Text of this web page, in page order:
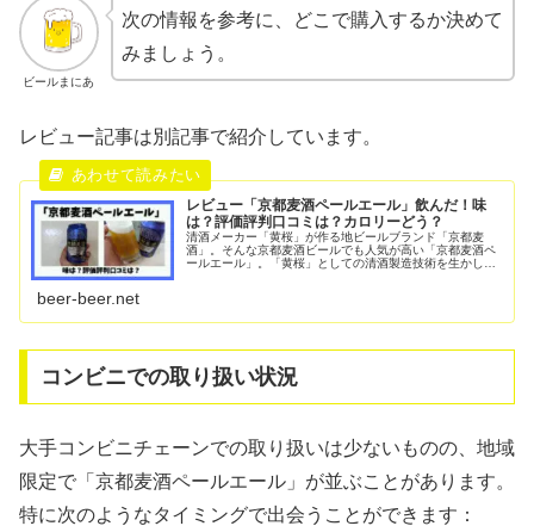
ビールまにあ
次の情報を参考に、どこで購入するか決めて
みましょう。
レビュー記事は別記事で紹介しています。
レビュー「京都麦酒ペールエール」飲んだ！味
は？評価評判口コミは？カロリーどう？
清酒メーカー「黄桜」が作る地ビールブランド「京都麦
酒」。そんな京都麦酒ビールでも人気が高い「京都麦酒ペ
ールエール」。「黄桜」としての清酒製造技術を生かして
beer-beer.net
コンビニでの取り扱い状況
大手コンビニチェーンでの取り扱いは少ないものの、地域
限定で「京都麦酒ペールエール」が並ぶことがあります。
特に次のようなタイミングで出会うことができます：